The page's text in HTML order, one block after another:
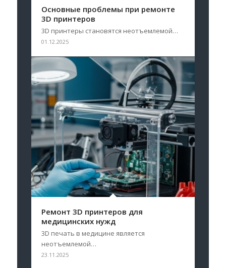
Основные проблемы при ремонте
3D принтеров
3D принтеры становятся неотъемлемой…
01.12.2025
Ремонт 3D принтеров для
медицинских нужд
3D печать в медицине является
неотъемлемой…
23.11.2025